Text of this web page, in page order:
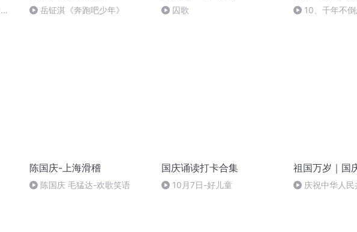
岳钲淇《奔跑吧少年》 囚歌 10、千年不
陈国庆-上海滑稽
陈国庆 毛猛达-欢歌笑语
国庆诵读打卡合集
10月7日-好儿童
祖国万岁｜国
庆祝中华人